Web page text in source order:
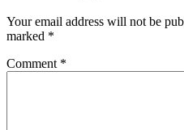
Your email address will not be
marked *
Comment *